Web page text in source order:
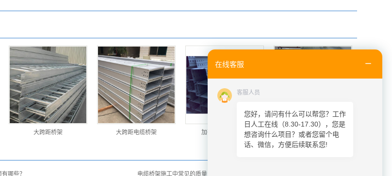
大跨距桥架 大跨距电缆桥架 加强型大跨距桥架 大跨距桥架
哪些？ 电缆桥架施工中常见的质量问题有哪些？
在线客服
客服人员
您好，请问有什么可以帮您？工作
日人工在线（8.30-17.30），您是
想咨询什么项目？或者您留个电
话、微信，方便后续联系您!